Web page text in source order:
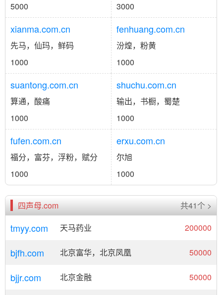
5000
3000
xianma.com.cn
先马，仙玛，鲜码
1000
fenhuang.com.cn
汾煌，粉黄
1000
suantong.com.cn
算通，酸痛
1000
shuchu.com.cn
输出，书橱，蜀楚
1000
fufen.com.cn
福分，富芬，浮粉，赋分
1000
erxu.com.cn
尔旭
1000
四声母.com 共41个 >
tmyy.com 天马药业 200000
bjfh.com 北京富华，北京凤凰 50000
bjjr.com 北京金融 50000